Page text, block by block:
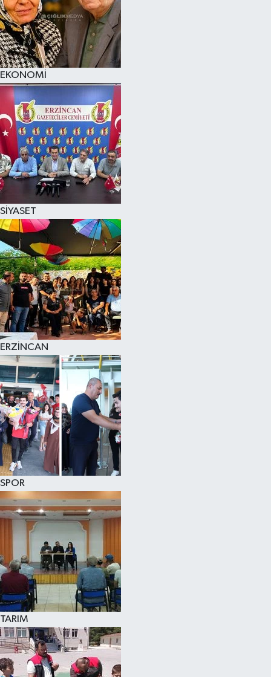
EKONOMİ
SİYASET
ERZİNCAN
SPOR
TARIM